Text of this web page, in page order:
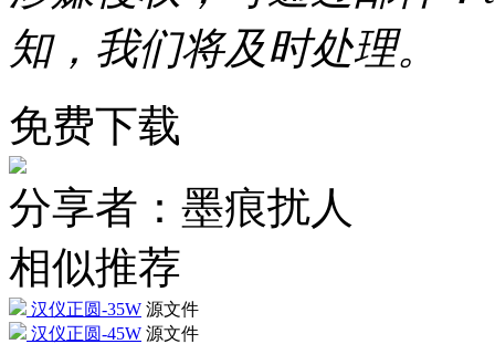
知，我们将及时处理。
免费下载
分享者：墨痕扰人
相似推荐
汉仪正圆-35W 源文件
汉仪正圆-45W 源文件